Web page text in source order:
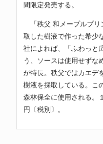
間限定発売する。
「秩父 和メープルプリ
取した樹液で作った希少
社によれば、「ふわっと
う、ソースは使用せずな
が特長。秩父ではカエデ
樹液を採取している。こ
森林保全に使用される。
円〔税別〕。